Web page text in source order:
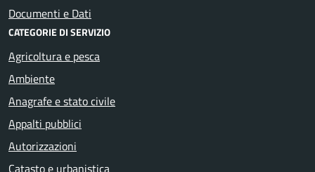
Documenti e Dati
CATEGORIE DI SERVIZIO
Agricoltura e pesca
Ambiente
Anagrafe e stato civile
Appalti pubblici
Autorizzazioni
Catasto e urbanistica